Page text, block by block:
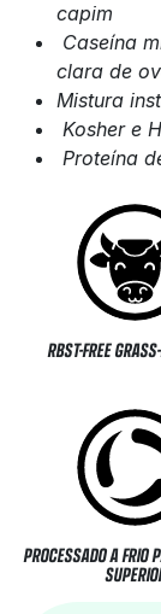
capim
Caseína
clara de
Mistura
Kosher e
Proteína
RBST-FREE
PROCESSADO A FRIO